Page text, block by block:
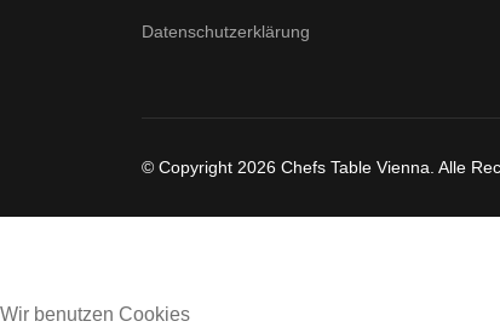
Datenschutzerklärung
© Copyright 2026 Chefs Table Vienna. Alle
Wir benutzen Cookies